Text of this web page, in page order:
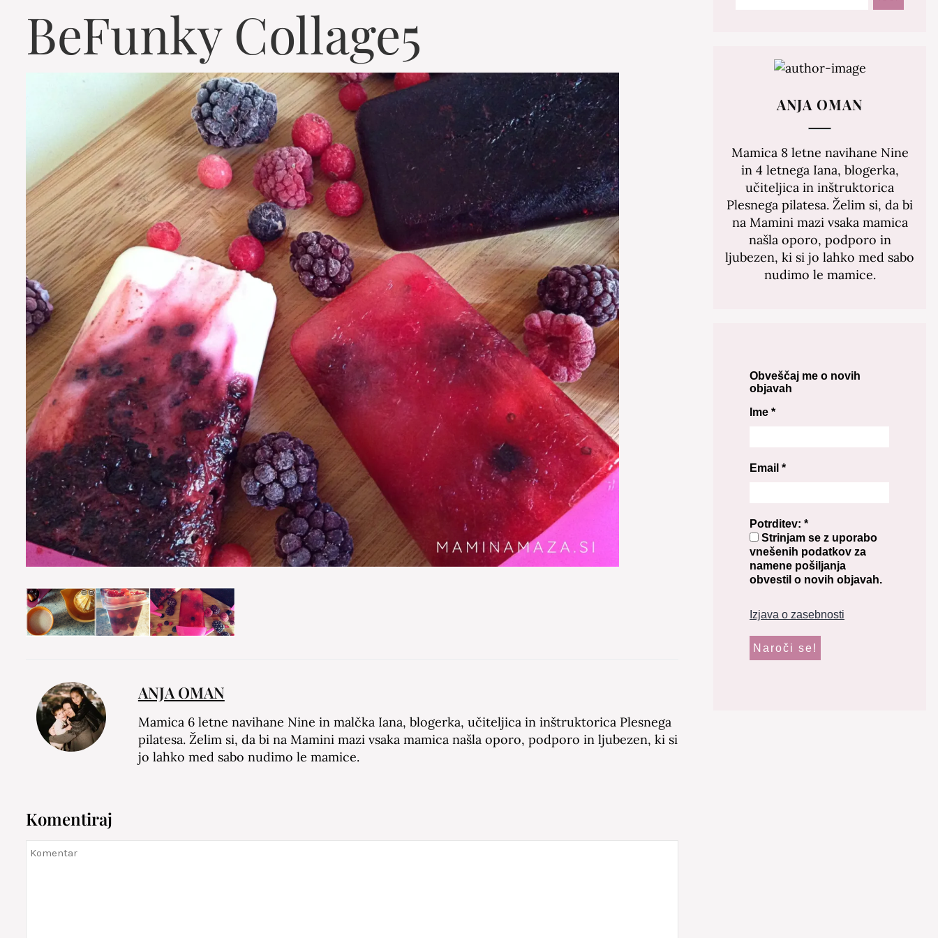
BeFunky Collage5
ANJA OMAN
Mamica 6 letne navihane Nine in malčka Iana, blogerka, učiteljica in inštruktorica Plesnega
pilatesa. Želim si, da bi na Mamini mazi vsaka mamica našla oporo, podporo in ljubezen, ki si
jo lahko med sabo nudimo le mamice.
Komentiraj
ANJA OMAN
Mamica 8 letne navihane Nine
in 4 letnega Iana, blogerka,
učiteljica in inštruktorica
Plesnega pilatesa. Želim si, da bi
na Mamini mazi vsaka mamica
našla oporo, podporo in
ljubezen, ki si jo lahko med sabo
nudimo le mamice.
Obveščaj me o novih
objavah
Ime *
Email *
Potrditev: *
Strinjam se z uporabo
vnešenih podatkov za
namene pošiljanja
obvestil o novih objavah.
Izjava o zasebnosti